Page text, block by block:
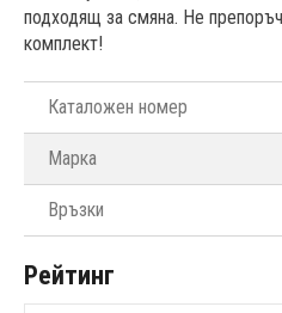
подходящ за смяна. Не
комплект!
Каталожен номер
Марка
Връзки
Рейтинг